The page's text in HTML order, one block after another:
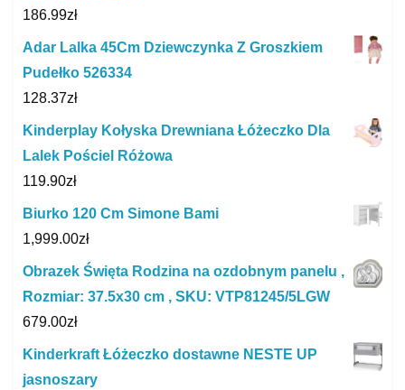
186.99zł
Adar Lalka 45Cm Dziewczynka Z Groszkiem
Pudełko 526334
128.37zł
Kinderplay Kołyska Drewniana Łóżeczko Dla
Lalek Pościel Różowa
119.90zł
Biurko 120 Cm Simone Bami
1,999.00zł
Obrazek Święta Rodzina na ozdobnym panelu ,
Rozmiar: 37.5x30 cm , SKU: VTP81245/5LGW
679.00zł
Kinderkraft Łóżeczko dostawne NESTE UP
jasnoszary